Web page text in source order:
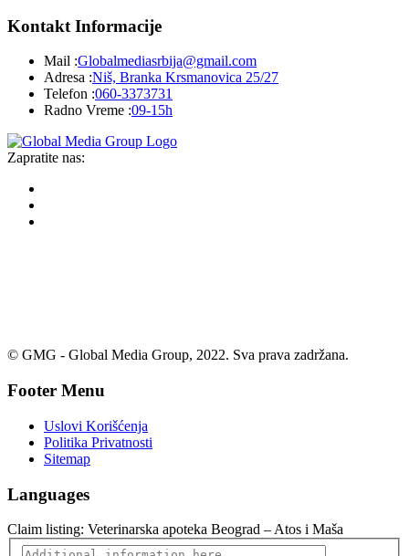
Kontakt Informacije
Mail :Globalmediasrbija@gmail.com
Adresa :Niš, Branka Krsmanovica 25/27
Telefon :060-3373731
Radno Vreme :09-15h
Zapratite nas:
© GMG - Global Media Group, 2022. Sva prava zadržana.
Footer Menu
Uslovi Korišćenja
Politika Privatnosti
Sitemap
Languages
Claim listing: Veterinarska apoteka Beograd – Atos i Maša